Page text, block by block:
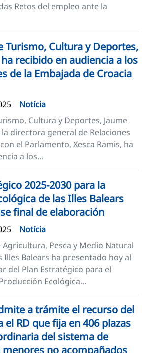
Retos del empleo ante la
Turismo, Cultura y Deportes,
ha recibido en audiencia a los
de la Embajada de Croacia
Notícia
Cultura y Deportes, Jaume
directora general de Relaciones
el Parlamento, Xesca Ramis, ha
a los...
2025-2030 para la
de las Illes Balears
final de elaboración
Notícia
Agricultura, Pesca y Medio Natural
Illes Balears ha presentado hoy al
del Plan Estratégico para el
Ecológica...
a trámite el recurso del
el RD que fija en 406 plazas
del sistema de
no acompañados